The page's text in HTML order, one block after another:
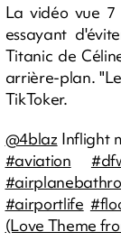
La vidéo vue 7
essayant
Titanic de
arrière-plan.
TikToker.
@4blaz Inflight
#aviation
#airportlife
(Love Theme